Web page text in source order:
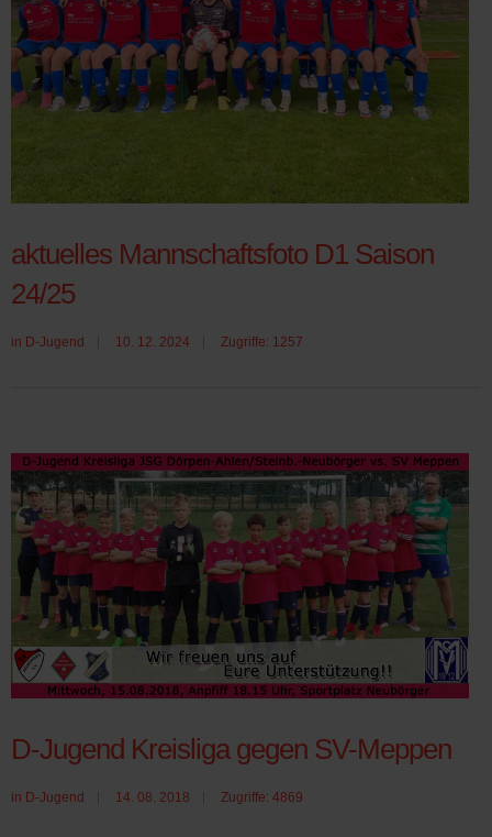
aktuelles Mannschaftsfoto D1 Saison
24/25
in D-Jugend 10. 12. 2024 Zugriffe: 1257
D-Jugend Kreisliga gegen SV-Meppen
in D-Jugend 14. 08. 2018 Zugriffe: 4869